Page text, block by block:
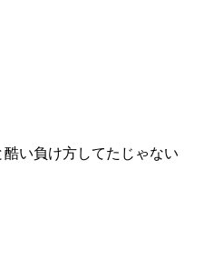
い負け方してたじゃない